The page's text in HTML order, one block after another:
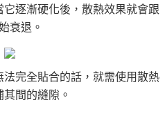
逐漸硬化後，散熱效果就會跟
衰退。
完全貼合的話，就需使用散熱
間的縫隙。